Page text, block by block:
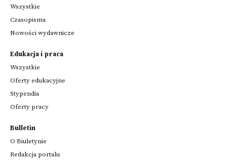
Wszystkie
Czasopisma
Nowości wydawnicze
Edukacja i praca
Wszystkie
Oferty edukacyjne
Stypendia
Oferty pracy
Bulletin
O Biuletynie
Redakcja portalu